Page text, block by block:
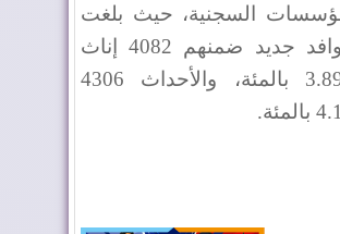
السجنية، حيث بلغت
14917 وافد جديد ضمنهم 4082 إناث
بنسبة 3.89 بالمئة، والأحداث 4306